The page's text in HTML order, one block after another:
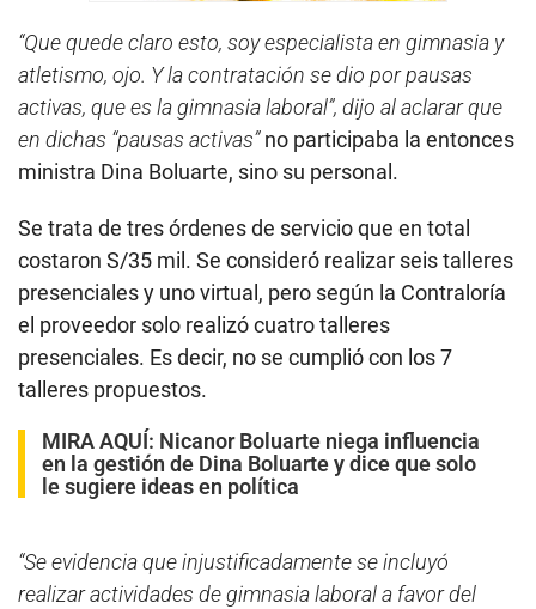
“Que quede claro esto, soy especialista en gimnasia y
atletismo, ojo. Y la contratación se dio por pausas
activas, que es la gimnasia laboral”, dijo al aclarar que
en dichas “pausas activas”no participaba la entonces
ministra Dina Boluarte, sino su personal.
Se trata de tres órdenes de servicio que en total
costaron S/35 mil. Se consideró realizar seis talleres
presenciales y uno virtual, pero según la Contraloría
el proveedor solo realizó cuatro talleres
presenciales. Es decir, no se cumplió con los 7
talleres propuestos.
MIRA AQUÍ: Nicanor Boluarte niega influencia
en la gestión de Dina Boluarte y dice que solo
le sugiere ideas en política
“Se evidencia que injustificadamente se incluyó
realizar actividades de gimnasia laboral a favor del